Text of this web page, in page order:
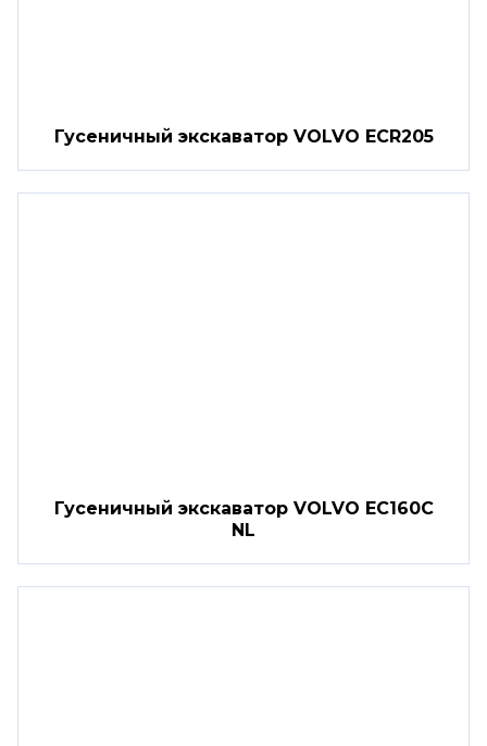
Гусеничный экскаватор VOLVO ECR205
Гусеничный экскаватор VOLVO EC160C
NL